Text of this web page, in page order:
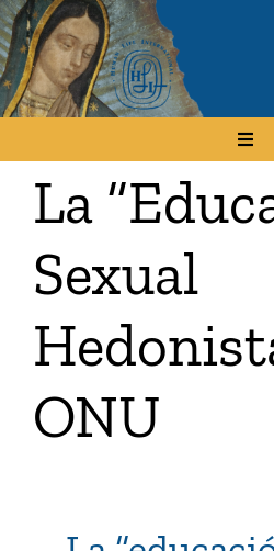
Skip
to
content
Toggle
Inicio
Conócenos
Temas
Boletín Electrónico
La
Sexual
ONU